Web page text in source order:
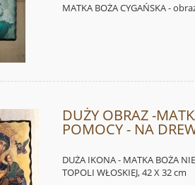
MATKA BOŻA CYGAŃSKA -
DUŻY OBRAZ -
POMOCY - NA
DUŻA IKONA - MATKA BOŻA
TOPOLI WŁOSKIEJ, 42 X 32 cm